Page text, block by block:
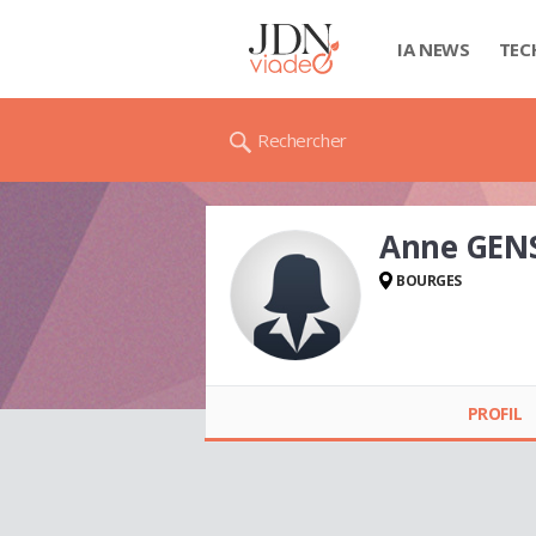
IA NEWS
Rechercher
Anne
BOURGES
PROFIL